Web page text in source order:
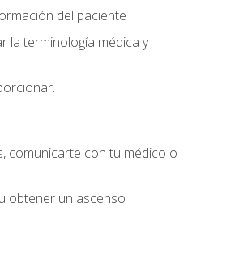
del paciente
la terminología médica y
comunicarte con tu médico o
obtener un ascenso